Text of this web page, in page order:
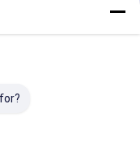
Desktop